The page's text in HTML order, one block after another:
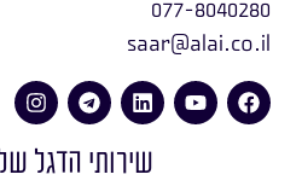
077-8040280
saar@alai.co.il
שירותי הדגל